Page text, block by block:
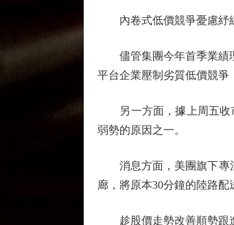
內卷式低價競爭憂慮紓
儘管集團今年首季業績理
平台企業壓制劣質低價競爭
另一方面，據上周五收市
弱勢的原因之一。
消息方面，美團旗下專注
廊，將原本30分鐘的陸路配
趁股價走勢改善順勢跟進